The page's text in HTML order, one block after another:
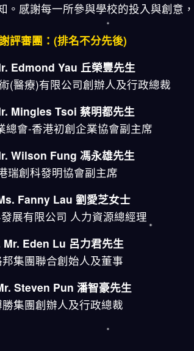
感謝每一所參與學校的投入與創意
評審團：(排名不分先後)
Edmond Yau 丘榮豐先生
(醫療)有限公司創辦人及行政總裁
Mingles Tsoi 蔡明都先生
總會-香港初創企業協會副主席
Wilson Fung 馮永雄先生
瑞創科發明協會副主席
Fanny Lau 劉愛芝女士
展有限公司 人力資源總經理
Mr. Eden Lu 呂力君先生
集團聯合創始人及董事
Steven Pun 潘智豪先生
集團創辦人及行政總裁